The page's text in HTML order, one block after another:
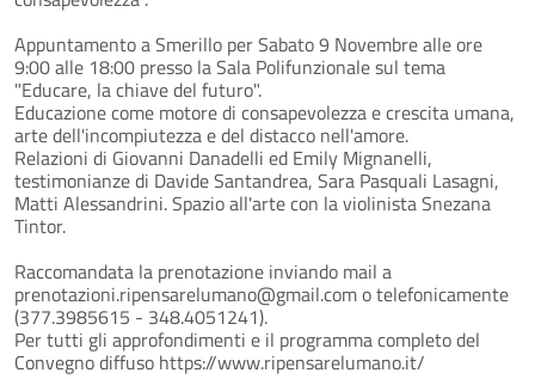
Appuntamento a Smerillo per Sabato 9 Novembre alle ore
9:00 alle 18:00 presso la Sala Polifunzionale sul tema
"Educare, la chiave del futuro".
Educazione come motore di consapevolezza e crescita umana,
arte dell'incompiutezza e del distacco nell'amore.
Relazioni di Giovanni Danadelli ed Emily Mignanelli,
testimonianze di Davide Santandrea, Sara Pasquali Lasagni,
Matti Alessandrini. Spazio all'arte con la violinista Snezana
Tintor.
Raccomandata la prenotazione inviando mail a
prenotazioni.ripensarelumano@gmail.com o telefonicamente
(377.3985615 - 348.4051241).
Per tutti gli approfondimenti e il programma completo del
Convegno diffuso https://www.ripensarelumano.it/